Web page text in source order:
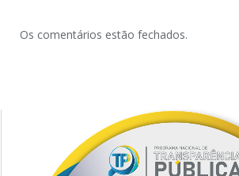
Os comentários estão fechados.